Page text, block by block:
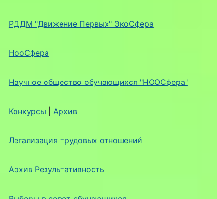
РДДМ "Движение Первых" ЭкоСфера
НооСфера
Научное общество обучающихся "НООСфера"
Конкурсы Архив
Легализация трудовых отношений
Архив Результативность